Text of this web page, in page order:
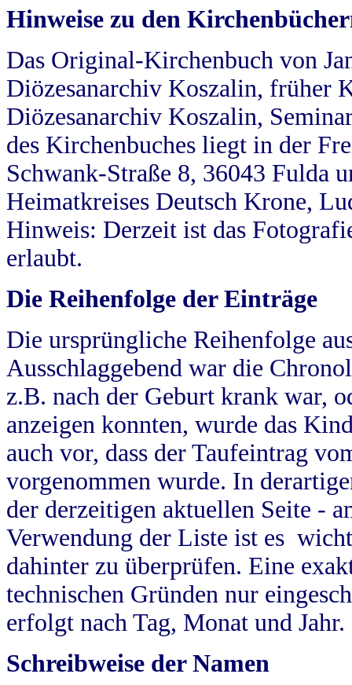
Hinweise zu den
Das Original-Kirchenbuch von
Diözesanarchiv Koszalin, früher
Diözesanarchiv Koszalin,
des Kirchenbuches liegt in der
Schwank-Straße 8, 36043 Fulda
Heimatkreises Deutsch Krone,
Hinweis: Derzeit ist das
erlaubt.
Die Reihenfolge der Einträge
Die ursprüngliche Reihenfolge
Ausschlaggebend war die
z.B. nach der Geburt krank war,
anzeigen konnten, wurde das
auch vor, dass der Taufeintrag
vorgenommen wurde. In
der derzeitigen aktuellen Seite -
Verwendung der Liste ist es
dahinter zu überprüfen. Eine
technischen Gründen nur
erfolgt nach Tag, Monat und Jahr.
Schreibweise der Namen